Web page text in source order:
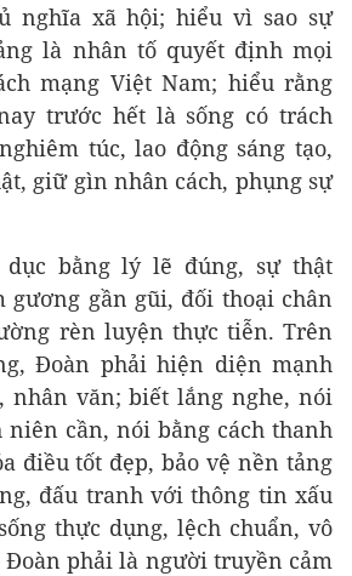
nghĩa xã hội; hiểu vì sao sự
là nhân tố quyết định mọi
mạng Việt Nam; hiểu rằng
trước hết là sống có trách
túc, lao động sáng tạo,
giữ gìn nhân cách, phụng sự
bằng lý lẽ đúng, sự thật
gương gần gũi, đối thoại chân
rèn luyện thực tiễn. Trên
Đoàn phải hiện diện mạnh
nhân văn; biết lắng nghe, nói
niên cần, nói bằng cách thanh
điều tốt đẹp, bảo vệ nền tảng
đấu tranh với thông tin xấu
thực dụng, lệch chuẩn, vô
Đoàn phải là người truyền cảm